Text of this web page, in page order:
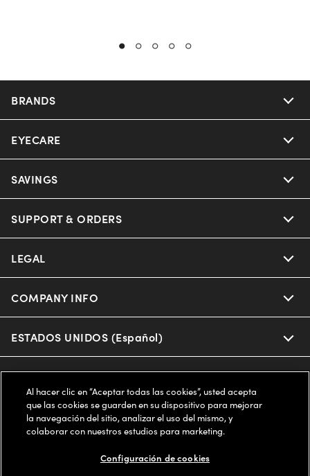
BRANDS
Nuance Audio
Ray-Ban
Miu Miu
Prada
Michael Kors
Coach
EYECARE
Our Eyeglasses
Our Sunglasses
Eyewear Trends
Our Lenses
Schedule an Eye Exam
SAVINGS
Offers & Discount
Insurance
AARP Members
SUPPORT & ORDERS
Help Center
Online Order Status
Frame Advisor
Style Guide
LEGAL
Privacy Policy
Terms of Use
Notice of Financial Incentive
Independent Doctor's Notice
COMPANY INFO
About us
Accessibility
Our Flagship Stores
ESTADOS UNIDOS (Español)
Buy now, pay later with Klarna*, Affirm or Cash App Afterpay.
Learn More
Al hacer clic en “Aceptar todas las cookies”, usted acepta
que las cookies se guarden en su dispositivo para mejorar
la navegación del sitio, analizar el uso del mismo, y
colaborar con nuestros estudios para marketing.
Configuración de cookies